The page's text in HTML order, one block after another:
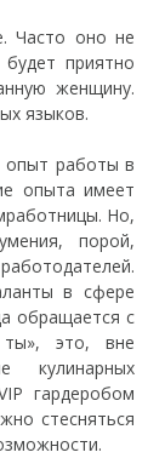
Часто оно не
приятно
женщину.
языков.
опыт работы в
опыта имеет
Но,
порой,
в сфере
обращается с
ты», это, вне
кулинарных
гардеробом
стесняться